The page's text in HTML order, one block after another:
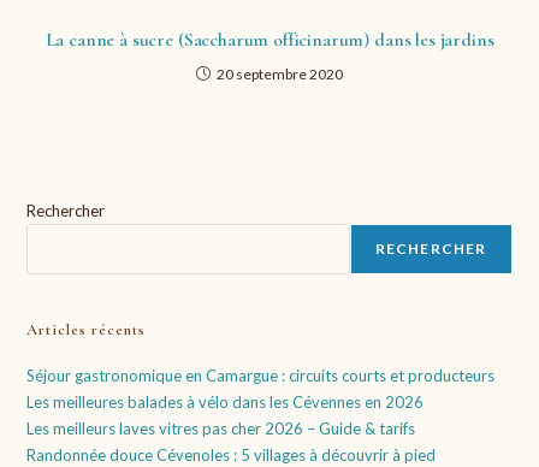
La canne à sucre (Saccharum officinarum) dans les jardins
20 septembre 2020
Rechercher
RECHERCHER
Articles récents
Séjour gastronomique en Camargue : circuits courts et producteurs
Les meilleures balades à vélo dans les Cévennes en 2026
Les meilleurs laves vitres pas cher 2026 – Guide & tarifs
Randonnée douce Cévenoles : 5 villages à découvrir à pied